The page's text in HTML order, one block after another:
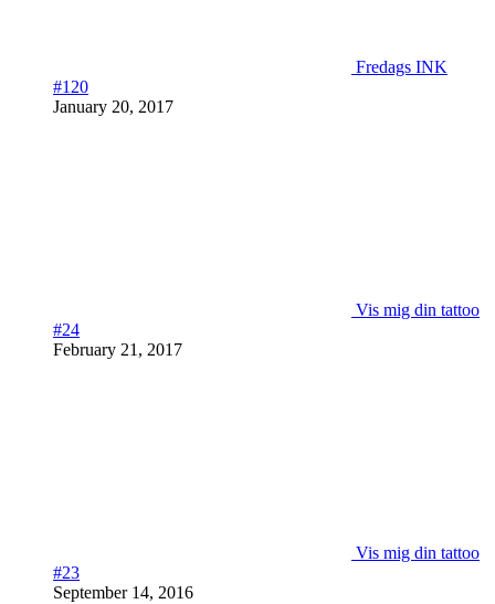
Fredags INK
#120
January 20, 2017
Vis mig din tattoo
#24
February 21, 2017
Vis mig din tattoo
#23
September 14, 2016